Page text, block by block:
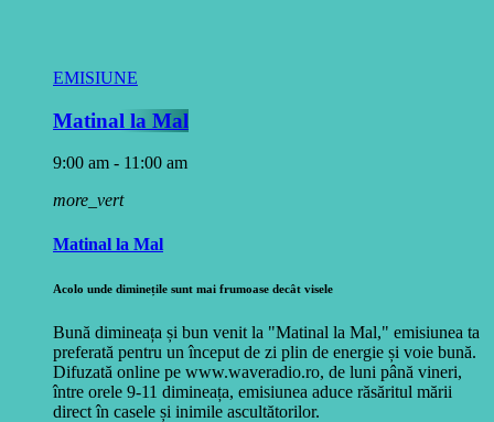
EMISIUNE
Matinal la Mal
9:00 am - 11:00 am
more_vert
Matinal la Mal
Acolo unde diminețile sunt mai frumoase decât visele
Bună dimineața și bun venit la "Matinal la Mal," emisiunea ta
preferată pentru un început de zi plin de energie și voie bună.
Difuzată online pe www.waveradio.ro, de luni până vineri,
între orele 9-11 dimineața, emisiunea aduce răsăritul mării
direct în casele și inimile ascultătorilor.